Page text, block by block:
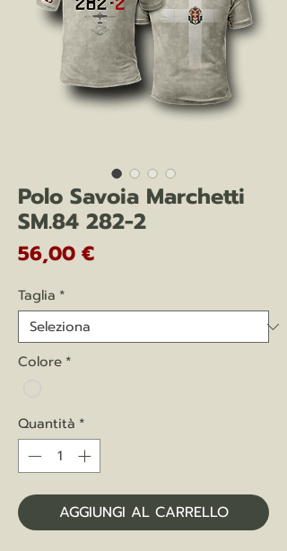
Polo Savoia Marchetti
SM.84 282-2
56,00 €Prezzo
Taglia *
Colore *
Quantità *
AGGIUNGI AL CARRELLO